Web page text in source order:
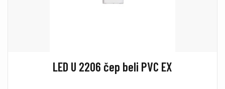
LED U 2206 čep beli PVC EX